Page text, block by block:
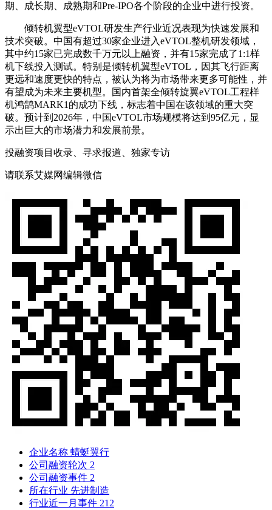
期、成长期、成熟期和Pre-IPO各个阶段的企业中进行投资‌。
倾转机翼型eVTOL研发生产行业近况表现为快速发展和
技术突破。中国有超过30家企业进入eVTOL整机研发领域，
其中约15家已完成数千万元以上融资，并有15家完成了1:1样
机下线投入测试。特别是倾转机翼型eVTOL，因其飞行距离
更远和速度更快的特点，被认为将为市场带来更多可能性，并
有望成为未来主要机型。国内首架全倾转旋翼eVTOL工程样
机鸿鹄MARK1的成功下线，标志着中国在该领域的重大突
破。预计到2026年，中国eVTOL市场规模将达到95亿元，显
示出巨大的市场潜力和发展前景。
投融资项目收录、寻求报道、独家专访
请联系艾媒网编辑微信
企业名称 蜻蜓翼行
公司融资轮次 2
公司融资事件 2
所在行业 先进制造
行业近一月事件 212